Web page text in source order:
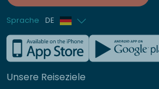
Sprache DE
Französisch
Englisch
Italienisch
Unsere Reiseziele